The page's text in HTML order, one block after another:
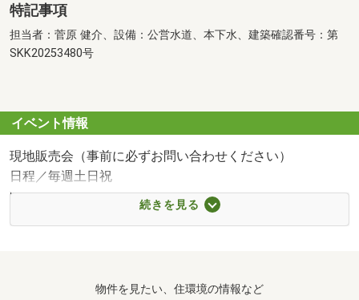
特記事項
担当者：菅原 健介、設備：公営水道、本下水、建築確認番号：第
SKK20253480号
イベント情報
現地販売会（事前に必ずお問い合わせください）
日程／毎週土日祝
時間／10:00～17:00
に発生する費用は何かあるの？購入前の資金の疑問を一か
続きを見る
物件を見たい、住環境の情報など